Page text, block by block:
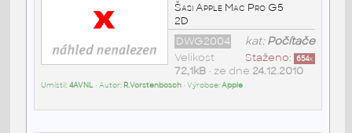
Šasi Apple Mac Pro G5
2D
kat:Počítače
DWG2004
Staženo: 654x
Velikost
72,1kB• ze dne 24.12.2010
Umístil:4AVNL• Autor: R.Vorstenbosch• Výrobce:Apple